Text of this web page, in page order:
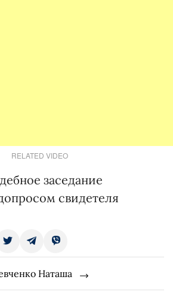
RELATED VIDEO
заседание
свидетеля
Наташа